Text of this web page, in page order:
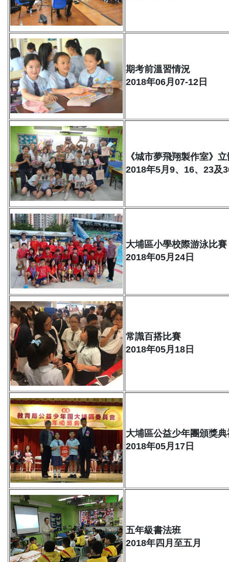
期考前溫習情況
2018年06月07-12日
《城市夢飛翔製作室》
2018年5月9、16、23及
大埔區小學校際游泳比賽
2018年05月24日
常識百搭比賽
2018年05月18日
大埔區公益少年團頒獎典
2018年05月17日
五年級書法班
2018年四月至五月